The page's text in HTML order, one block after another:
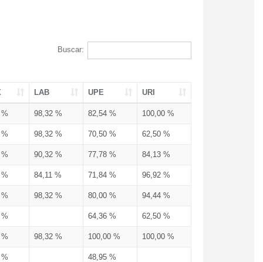
Buscar:
LAB UPE URI
98,32 % 82,54 % 100,00 %
98,32 % 70,50 % 62,50 %
90,32 % 77,78 % 84,13 %
84,11 % 71,84 % 96,92 %
98,32 % 80,00 % 94,44 %
64,36 % 62,50 %
98,32 % 100,00 % 100,00 %
48,95 %